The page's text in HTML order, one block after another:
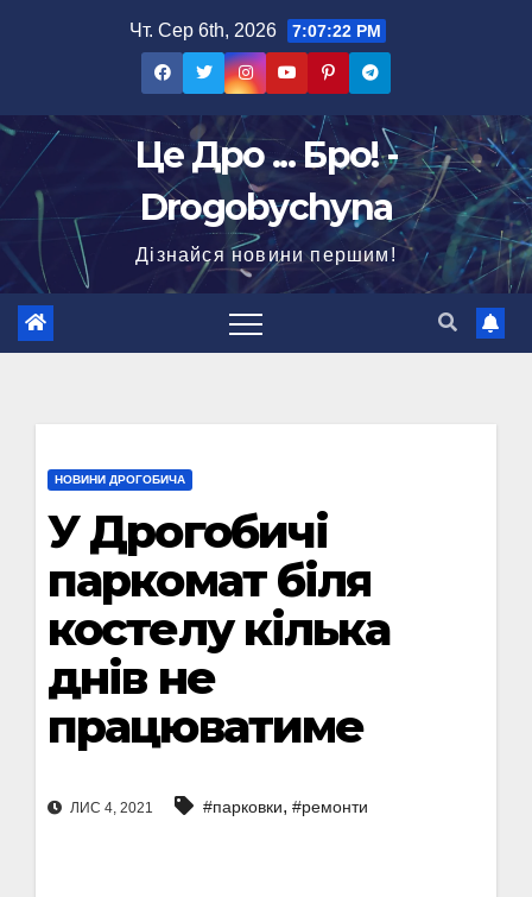
Чт. Сер 6th, 2026 7:07:23 PM
Це Дро ... Бро! -
Drogobychyna
Дізнайся новини першим!
НОВИНИ ДРОГОБИЧА
У Дрогобичі
паркомат біля
костелу кілька
днів не
працюватиме
ЛИС 4, 2021 #парковки, #ремонти